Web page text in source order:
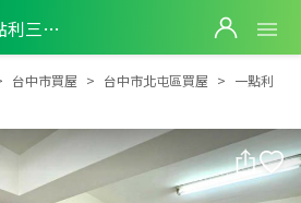
一點利三房車位已低於銀行估價
一點利三房車位已低於銀行估價
台中市買屋 台中市北屯區買屋
一點利